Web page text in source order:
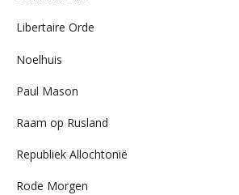
Libertaire Orde
Noelhuis
Paul Mason
Raam op Rusland
Republiek Allochtonië
Rode Morgen